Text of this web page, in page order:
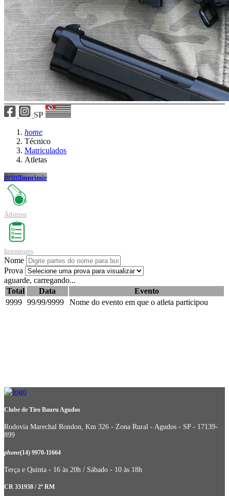
SP
home
Técnico
Matriculados
Atletas
printImprimir
Árbitros
Instrutores
Nome
Prova
aguarde, carregando...
Total
Data
Evento
9999 99/99/9999 Nome do evento em que o atleta participou
Clube de Tiro Bauru Agudos
Rodovia Marechal Rondon, Km 326 - Zona Rural - Agudos - SP - 17139-
899
phone(14) 9970-11664
Terça e Quinta - 16 às 20h / Sábado - 10 às 18h
CR 331938 / 2ª RM